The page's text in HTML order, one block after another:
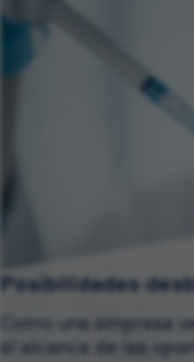
Posibilidades
Como una empresa
el alcance de las